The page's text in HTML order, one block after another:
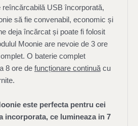
reîncărcabilă USB încorporată,
să fie convenabil, economic și
deja încărcat și poate fi folosit
Moonie are nevoie de 3 ore
O baterie complet
8 ore de funcționare continuăcu
este perfecta pentru cei
incorporata, ce lumineaza in 7